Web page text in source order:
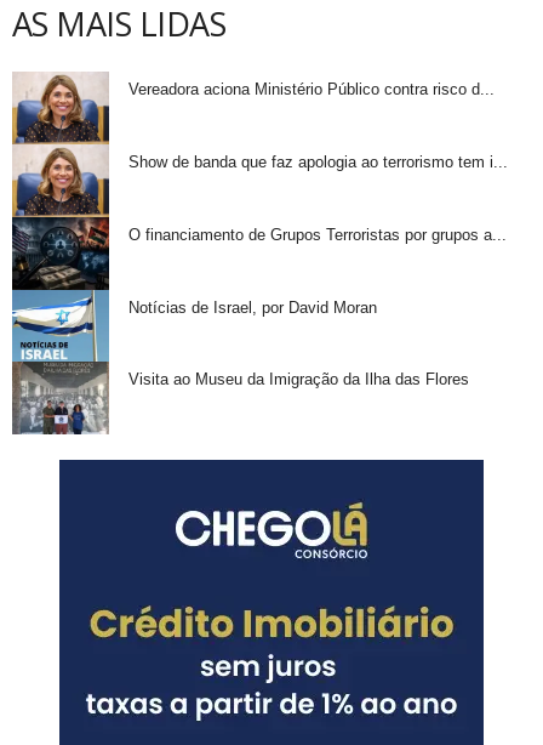
AS MAIS LIDAS
Vereadora aciona Ministério Público contra risco d...
Show de banda que faz apologia ao terrorismo tem i...
O financiamento de Grupos Terroristas por grupos a...
Notícias de Israel, por David Moran
Visita ao Museu da Imigração da Ilha das Flores